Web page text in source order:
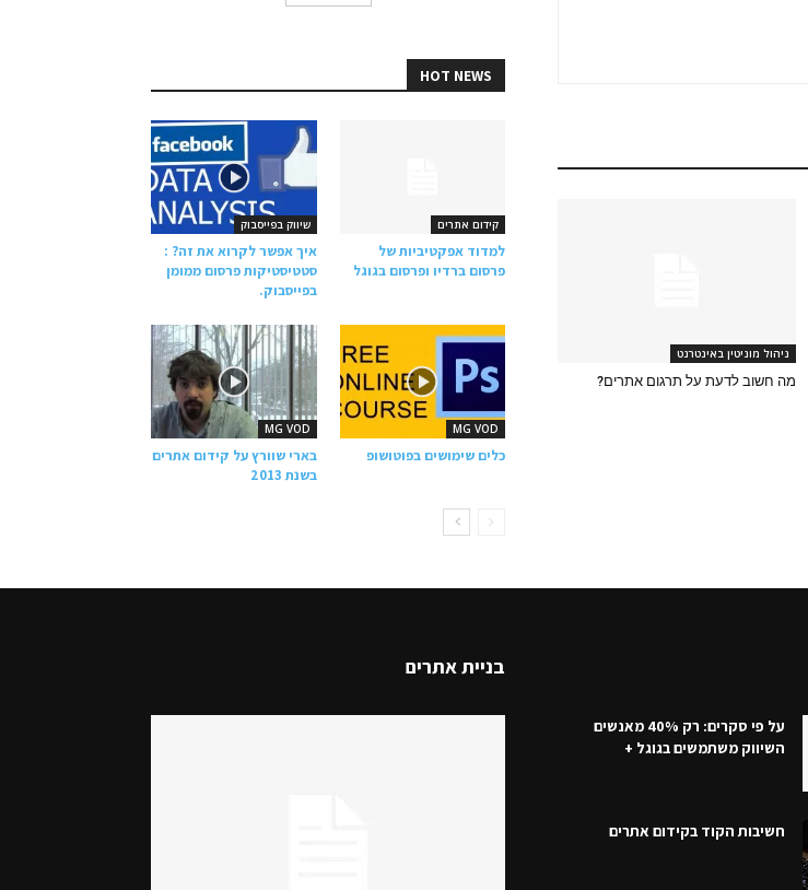
ניהול מוניטין באינטרנט
מה חשוב לדעת על תרגום אתרים?
HOT NEWS
שיווק בפייסבוק
איך אפשר לקרוא את זה? :
סטטיסטיקות פרסום ממומן
בפייסבוק.
קידום אתרים
למדוד אפקטיביות של
פרסום ברדיו ופרסום בגוגל
MG VOD
בארי שוורץ על קידום אתרים
בשנת 2013
MG VOD
כלים שימושים בפוטושופ
על פי סקרים: רק 40% מאנשים
השיווק משתמשים בגוגל +
חשיבות הקוד בקידום אתרים
בניית אתרים